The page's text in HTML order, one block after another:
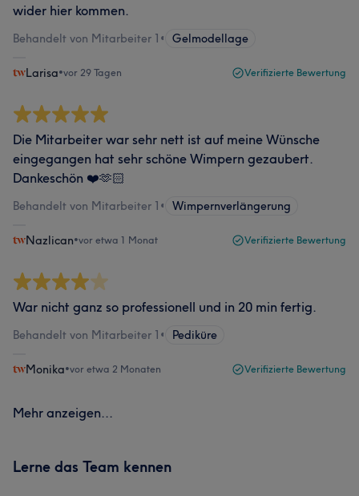
wider hier kommen.
Behandelt von Mitarbeiter 1 • Gelmodellage
Larisa•vor 29 Tagen Verifizierte Bewertung
Die Mitarbeiter war sehr nett ist auf meine Wünsche
eingegangen hat sehr schöne Wimpern gezaubert.
Dankeschön ❤️🫶🏻
Behandelt von Mitarbeiter 1 • Wimpernverlängerung
Nazlican•vor etwa 1 Monat Verifizierte Bewertung
War nicht ganz so professionell und in 20 min fertig.
Behandelt von Mitarbeiter 1 • Pediküre
Monika•vor etwa 2 Monaten Verifizierte Bewertung
Mehr anzeigen...
Lerne das Team kennen